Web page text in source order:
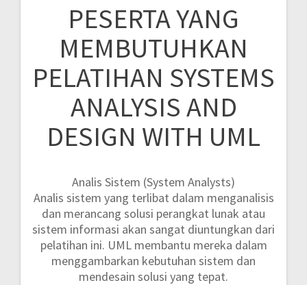
PESERTA YANG
MEMBUTUHKAN
PELATIHAN SYSTEMS
ANALYSIS AND
DESIGN WITH UML
Analis Sistem (System Analysts)
Analis sistem yang terlibat dalam menganalisis
dan merancang solusi perangkat lunak atau
sistem informasi akan sangat diuntungkan dari
pelatihan ini. UML membantu mereka dalam
menggambarkan kebutuhan sistem dan
mendesain solusi yang tepat.